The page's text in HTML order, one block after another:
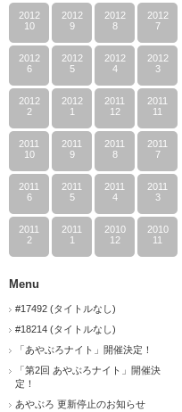
2012
10
2012
9
2012
8
2012
7
2012
6
2012
5
2012
4
2012
3
2012
2
2012
1
2011
12
2011
11
2011
10
2011
9
2011
8
2011
7
2011
6
2011
5
2011
4
2011
3
2011
2
2011
1
2010
12
2010
11
Menu
#17492 (タイトルなし)
#18214 (タイトルなし)
「あやぶろナイト」開催決定！
「第2回 あやぶろナイト」開催決
定！
あやぶろ 更新停止のお知らせ